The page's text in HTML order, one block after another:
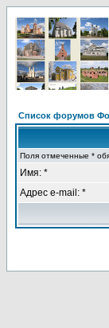
Список форумов
Поля отмеченные *
Имя: *
Адрес e-mail: *